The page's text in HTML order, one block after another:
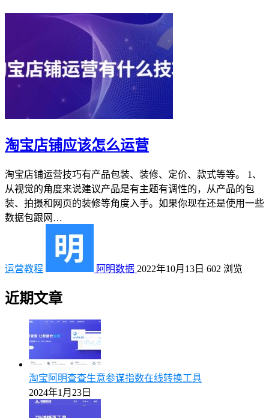
淘宝店铺应该怎么运营
淘宝店铺运营技巧有产品包装、装修、定价、款式等等。 1、
从视觉的角度来说建议产品是有主题有调性的，从产品的包
装、拍摄和网页的装修等角度入手。如果你现在还是使用一些
数据包跟网…
运营教程 阿明数据 2022年10月13日 602 浏览
近期文章
淘宝阿明查查生意参谋指数在线转换工具
2024年1月23日